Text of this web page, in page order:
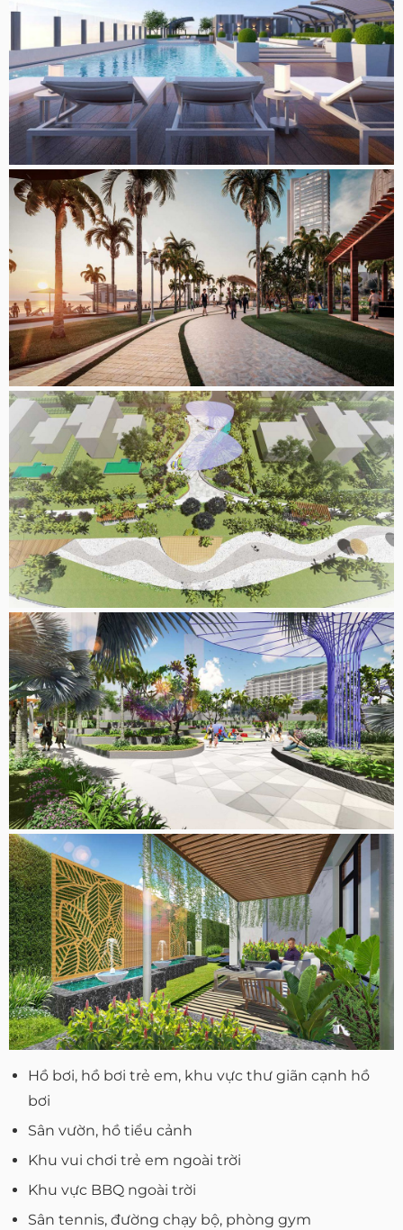
Hồ bơi, hồ bơi trẻ em, khu vực thư giãn cạnh hồ
bơi
Sân vườn, hồ tiểu cảnh
Khu vui chơi trẻ em ngoài trời
Khu vực BBQ ngoài trời
Sân tennis, đường chạy bộ, phòng gym